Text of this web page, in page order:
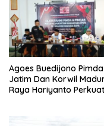
Agoes Buedijono Pimda
Jatim Dan Korwil
Raya Hariyanto Perkuat